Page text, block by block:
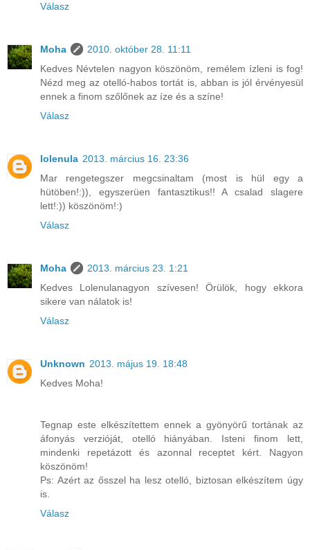
Válasz
Moha
2010. október 28. 11:11
Kedves Névtelen nagyon köszönöm, remélem ízleni is fog!
Nézd meg az otelló-habos tortát is, abban is jól érvényesül
ennek a finom szőlőnek az íze és a színe!
Válasz
lolenula 2013. március 16. 23:36
Mar rengetegszer megcsinaltam (most is hül egy a
hütöben!:)), egyszerüen fantasztikus!! A csalad slagere
lett!:)) köszönöm!:)
Válasz
Moha
2013. március 23. 1:21
Kedves Lolenulanagyon szívesen! Örülök, hogy ekkora
sikere van nálatok is!
Válasz
Unknown 2013. május 19. 18:48
Kedves Moha!
Tegnap este elkészítettem ennek a gyönyörű tortának az
áfonyás verzióját, otelló hiányában. Isteni finom lett,
mindenki repetázott és azonnal receptet kért. Nagyon
köszönöm!
Ps: Azért az ősszel ha lesz otelló, biztosan elkészítem úgy
is.
Válasz